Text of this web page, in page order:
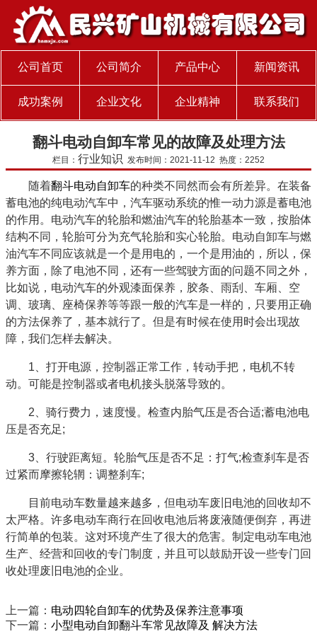
公司首页 公司简介 产品中心 新闻资讯
成功案例 企业文化 企业精神 联系我们
翻斗电动自卸车常见的故障及处理方法
栏目： 行业知识 发布时间：2021-11-12 热度：2252
随着翻斗电动自卸车的种类不同然而会有所差异。在装备
蓄电池的纯电动汽车中，汽车驱动系统的惟一动力源是蓄电池
的作用。电动汽车的轮胎和燃油汽车的轮胎基本一致，按胎体
结构不同，轮胎可分为充气轮胎和实心轮胎。电动自卸车与燃
油汽车不同应该就是一个是用电的，一个是用油的，所以，保
养方面，除了电池不同，还有一些驾驶方面的问题不同之外，
比如说，电动汽车的外观漆面保养，胶条、雨刮、车厢、空
调、玻璃、座椅保养等等跟一般的汽车是一样的，只要用正确
的方法保养了，基本就行了。但是有时候在使用时会出现故
障，我们怎样去解决。
1、打开电源，控制器正常工作，转动手把，电机不转
动。可能是控制器或者电机接头脱落导致的。
2、骑行费力，速度慢。检查内胎气压是否合适;蓄电池电
压是否充足;
3、行驶距离短。轮胎气压是否不足：打气;检查刹车是否
过紧而摩擦轮辋：调整刹车;
目前电动车数量越来越多，但电动车废旧电池的回收却不
太严格。许多电动车商行在回收电池后将废液随便倒弃，再进
行简单的包装。这对环境产生了很大的危害。制定电动车电池
生产、经营和回收的专门制度，并且可以鼓励开设一些专门回
收处理废旧电池的企业。
上一篇： 电动四轮自卸车的优势及保养注意事项
下一篇： 小型电动自卸翻斗车常见故障及 解决方法